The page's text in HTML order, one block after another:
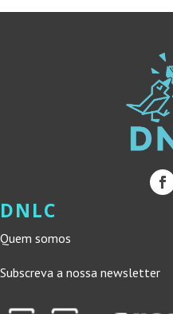
DNLC
Quem somos
Subscreva a nossa newsletter